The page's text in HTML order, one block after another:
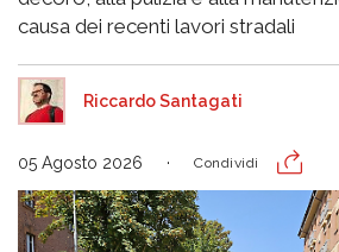
causa dei recenti lavori stradali
Riccardo Santagati
05 Agosto 2026 Condividi